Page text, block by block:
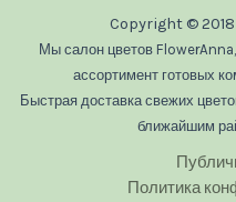
Copyright ©
Мы салон цветов
ассортимент готовых
Быстрая доставка свежих
ближайшим
Политика